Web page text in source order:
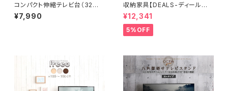
コンパクト伸縮テレビ台（32型
まで対応）コーナー、ローボー
ド、リビング収納【LEAD-リー
¥7,990
収納家具【DEALS-ディール
ズ-】テレビ台 DSP-TV120
¥12,341
5%OFF